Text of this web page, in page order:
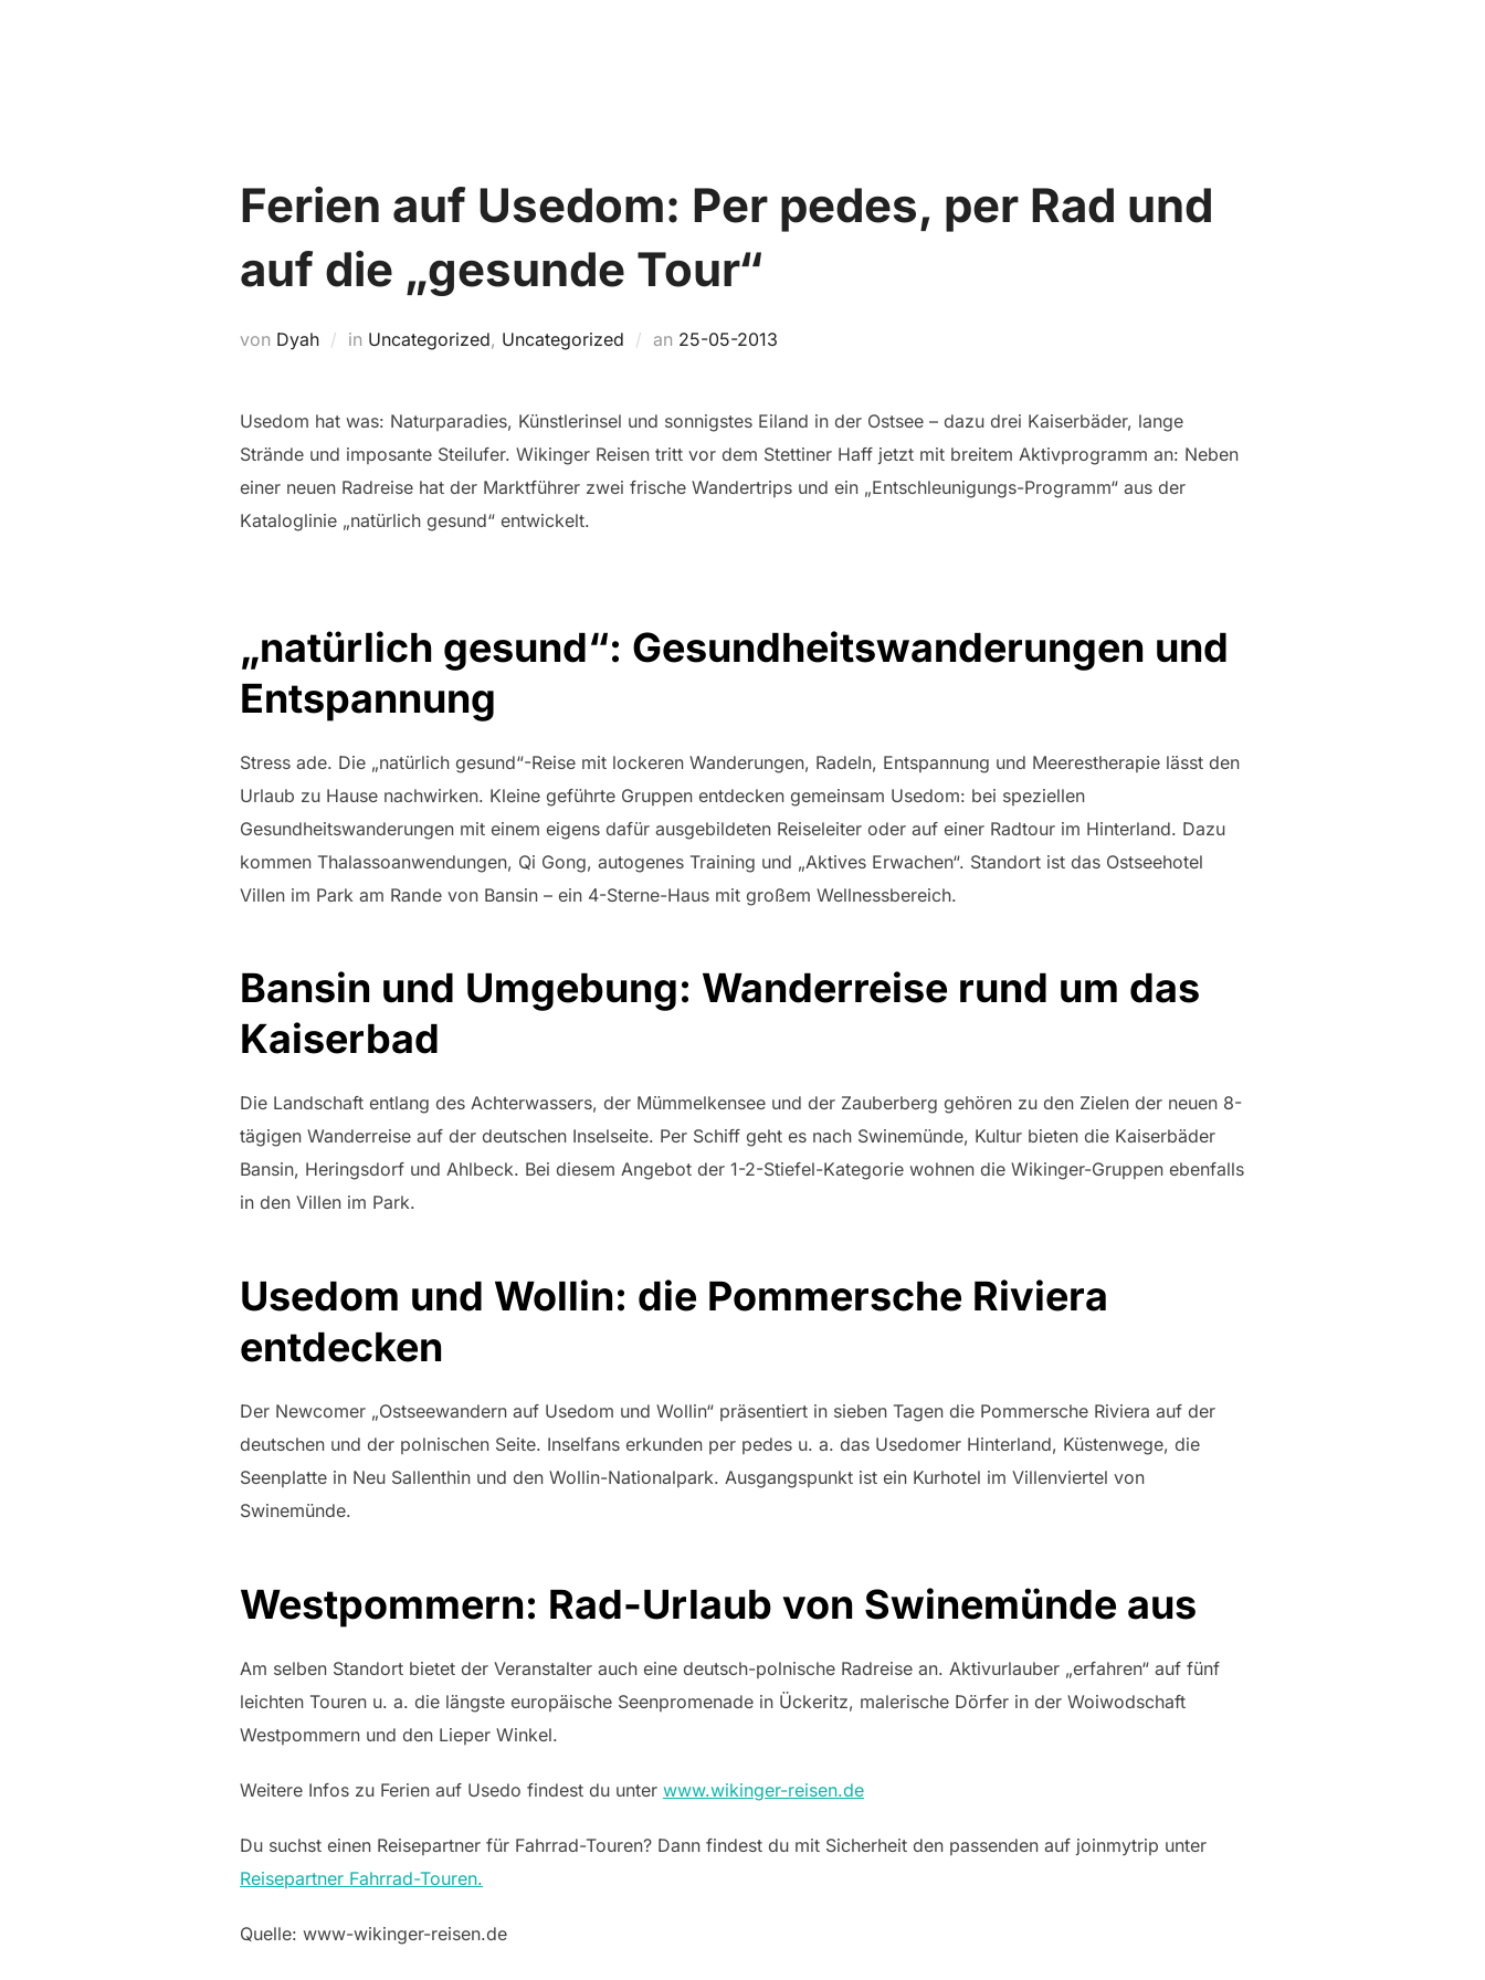
Ferien auf Usedom: Per pedes, per Rad und
auf die „gesunde Tour“
von Dyah in Uncategorized, Uncategorized an Veröffentlicht
25-05-2013
Usedom hat was: Naturparadies, Künstlerinsel und sonnigstes Eiland in der Ostsee – dazu drei Kaiserbäder, lange
Strände und imposante Steilufer. Wikinger Reisen tritt vor dem Stettiner Haff jetzt mit breitem Aktivprogramm an: Neben
einer neuen Radreise hat der Marktführer zwei frische Wandertrips und ein „Entschleunigungs-Programm“ aus der
Kataloglinie „natürlich gesund“ entwickelt.
„natürlich gesund“: Gesundheitswanderungen und
Entspannung
Stress ade. Die „natürlich gesund“-Reise mit lockeren Wanderungen, Radeln, Entspannung und Meerestherapie lässt den
Urlaub zu Hause nachwirken. Kleine geführte Gruppen entdecken gemeinsam Usedom: bei speziellen
Gesundheitswanderungen mit einem eigens dafür ausgebildeten Reiseleiter oder auf einer Radtour im Hinterland. Dazu
kommen Thalassoanwendungen, Qi Gong, autogenes Training und „Aktives Erwachen“. Standort ist das Ostseehotel
Villen im Park am Rande von Bansin – ein 4-Sterne-Haus mit großem Wellnessbereich.
Bansin und Umgebung: Wanderreise rund um das
Kaiserbad
Die Landschaft entlang des Achterwassers, der Mümmelkensee und der Zauberberg gehören zu den Zielen der neuen 8-
tägigen Wanderreise auf der deutschen Inselseite. Per Schiff geht es nach Swinemünde, Kultur bieten die Kaiserbäder
Bansin, Heringsdorf und Ahlbeck. Bei diesem Angebot der 1-2-Stiefel-Kategorie wohnen die Wikinger-Gruppen ebenfalls
in den Villen im Park.
Usedom und Wollin: die Pommersche Riviera
entdecken
Der Newcomer „Ostseewandern auf Usedom und Wollin“ präsentiert in sieben Tagen die Pommersche Riviera auf der
deutschen und der polnischen Seite. Inselfans erkunden per pedes u. a. das Usedomer Hinterland, Küstenwege, die
Seenplatte in Neu Sallenthin und den Wollin-Nationalpark. Ausgangspunkt ist ein Kurhotel im Villenviertel von
Swinemünde.
Westpommern: Rad-Urlaub von Swinemünde aus
Am selben Standort bietet der Veranstalter auch eine deutsch-polnische Radreise an. Aktivurlauber „erfahren“ auf fünf
leichten Touren u. a. die längste europäische Seenpromenade in Ückeritz, malerische Dörfer in der Woiwodschaft
Westpommern und den Lieper Winkel.
Weitere Infos zu Ferien auf Usedo findest du unter www.wikinger-reisen.de
Du suchst einen Reisepartner für Fahrrad-Touren? Dann findest du mit Sicherheit den passenden auf joinmytrip unter
Reisepartner Fahrrad-Touren.
Quelle: www-wikinger-reisen.de